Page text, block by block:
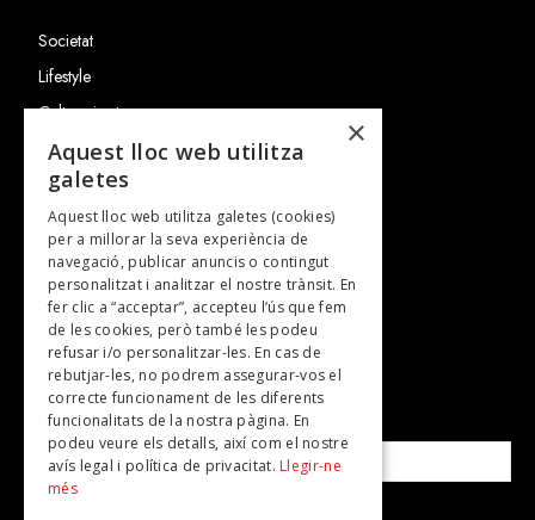
Societat
Lifestyle
Cultura i art
Entrevistes
Gastronomia
TV
Plans per fer
Revistes
SUBSCRIU-TE A LA NOSTRA NEWSLETTER!
Correu electrònic*
×
Aquest lloc web utilitza
galetes
Aquest lloc web utilitza galetes (cookies)
per a millorar la seva experiència de
navegació, publicar anuncis o contingut
personalitzat i analitzar el nostre trànsit. En
fer clic a “acceptar”, accepteu l’ús que fem
de les cookies, però també les podeu
refusar i/o personalitzar-les. En cas de
rebutjar-les, no podrem assegurar-vos el
correcte funcionament de les diferents
funcionalitats de la nostra pàgina. En
podeu veure els detalls, així com el nostre
avís legal i política de privacitat. Llegir-ne
més